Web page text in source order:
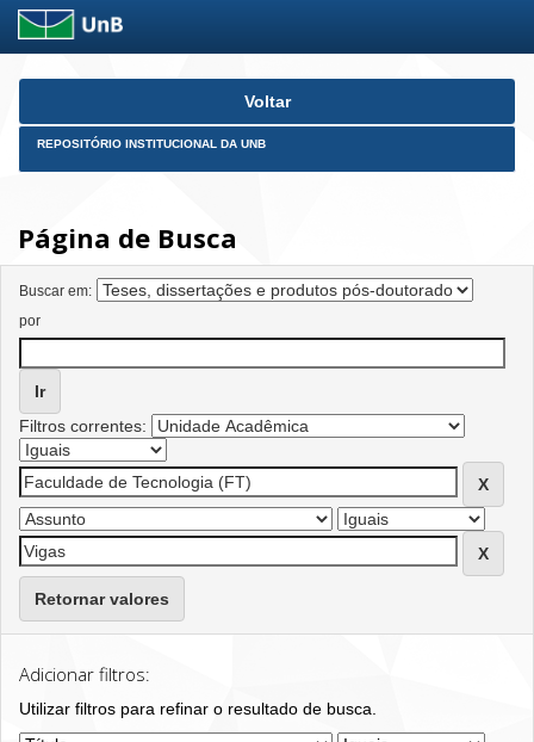
Skip
Voltar
REPOSITÓRIO INSTITUCIONAL DA UNB
Página de Busca
Buscar em:
por
Filtros correntes:
Retornar valores
Adicionar filtros:
Utilizar filtros para refinar o resultado de busca.